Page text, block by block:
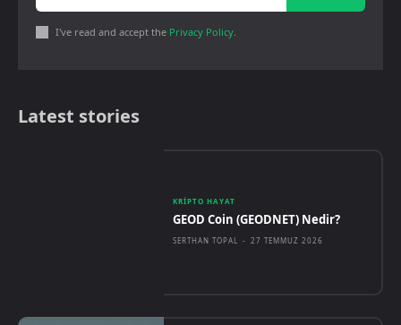
I've read and accept the Privacy Policy.
Latest stories
KRIPTO HAYAT
GEOD Coin (GEODNET) Nedir?
SERTHAN TOPAL - 27 TEMMUZ 2026